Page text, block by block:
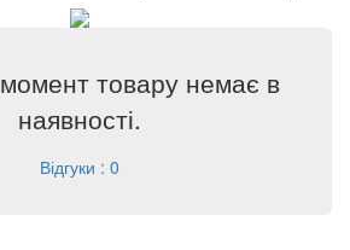
товару немає в
наявності.
Відгуки : 0